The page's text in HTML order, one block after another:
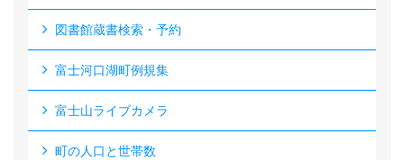
図書館蔵書検索・予約
富士河口湖町例規集
富士山ライブカメラ
町の人口と世帯数